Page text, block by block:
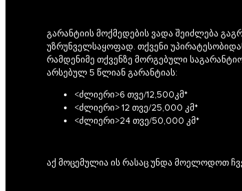
გარანტიის მოქმედების ვადა შეიძლება
უზრუნველსაყოფად. თქვენი
რამდენიმე თქვენზე მორგებული
არსებულ 5 წლიან გარანტიას:
<ძლიერი>6 თვე/12,500კმ*
<ძლიერი> 12 თვე/25,000 კმ*
<ძლიერი>24 თვე/50,000 კმ*
აქ მოცემულია ის რასაც უნდა მოელოდოთ